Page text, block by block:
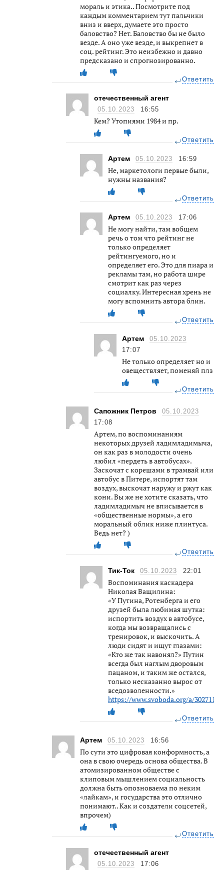
мораль и этика.. Посмотрите под
каждым комментарием тут пальчики
вниз и вверх, думаете это просто
баловство? Нет. Баловство бы не было
везде. А оно уже везде, и выкрепнет в
соц. рейтинг. Это неизбежно и давно
предсказано и спрогнозированно.
Ответить
отечественный агент
05.10.2023 16:55
Кем? Утопиями 1984 и пр.
Ответить
Артем 05.10.2023 16:59
Не, маркетологи первые были,
нужны названия?
Ответить
Артем 05.10.2023 17:06
Не могу найти, там вобщем
речь о том что рейтинг не
только определяет
рейтингуемого, но и
определяет его. Это для пиара и
рекламы там, но работа шире
смотрит как раз через
социалку. Интересная хрень не
могу вспомнить автора блин.
Ответить
Артем
05.10.2023
17:07
Не только определяет но и
овеществляет, поменяй плз
Ответить
Сапожник Петров
05.10.2023
17:08
Артем, по воспоминаниям
некоторых друзей ладимладимыча,
он как раз в молодости очень
любил «пердеть в автобусах».
Заскочат с корешами в трамвай или
автобус в Питере, испортят там
воздух, выскочат наружу и ржут как
кони. Вы же не хотите сказать, что
ладимладимыч не вписывается в
«общественные нормы», а его
моральный облик ниже плинтуса.
Ведь нет? )
Ответить
Тик-Ток 05.10.2023 22:01
Воспоминания каскадера
Николая Ващилина:
«У Путина, Ротенберга и его
друзей была любимая шутка:
испортить воздух в автобусе,
когда мы возвращались с
тренировок, и выскочить. А
люди сидят и ищут глазами:
«Кто же так навонял?» Путин
всегда был наглым дворовым
пацаном, и таким же остался,
только несказанно вырос от
вседозволенности.»
https://www.svoboda.org/a/
Ответить
Артем 05.10.2023 16:56
По сути это цифровая конформность, а
она в свою очередь основа общества. В
атомизированном обществе с
клиповым мышлением социальность
должна быть опозноваема по неким
«лайкам», и государства это отлично
понимают.. Как и создатели соцсетей,
впрочем)
Ответить
отечественный агент
05.10.2023 17:06